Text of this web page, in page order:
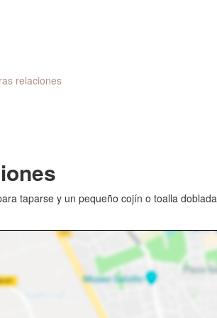
relaciones
taparse y un pequeño cojín o toalla